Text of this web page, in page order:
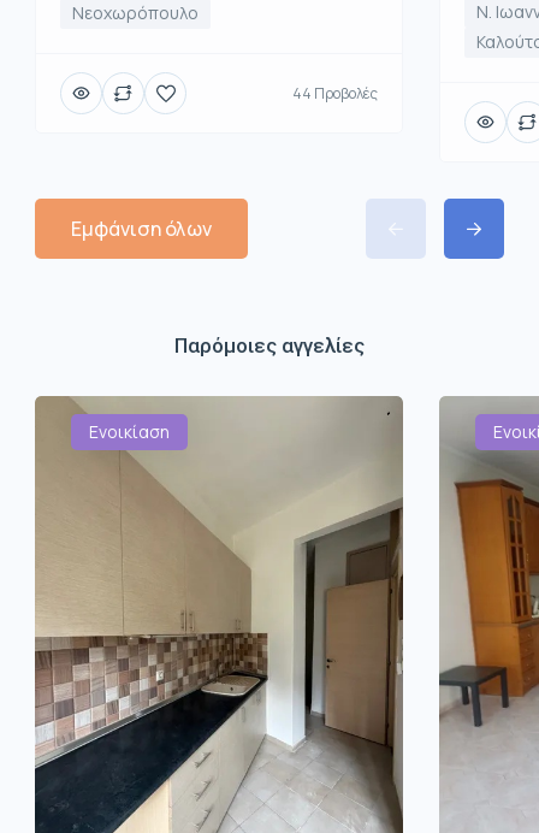
Νεοχωρόπουλο
44 Προβολές
Ν.
Εμφάνιση όλων
Παρόμοιες αγγελίες
Ενοικίαση